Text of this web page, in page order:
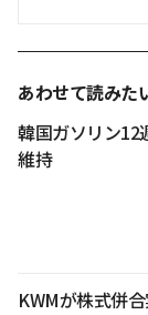
あわせて読みた
韓国ガソリン12
維持
KWMが株式併